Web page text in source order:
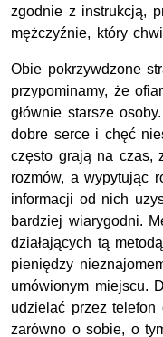
zgodnie z instrukcją,
mężczyźnie, który
Obie pokrzywdzone
przypominamy, że
głównie starsze
dobre serce i chęć
często grają na czas,
rozmów, a wypytując
informacji od nich
bardziej wiarygodni.
działających tą
pieniędzy
umówionym miejscu.
udzielać przez telefon
zarówno o sobie, o